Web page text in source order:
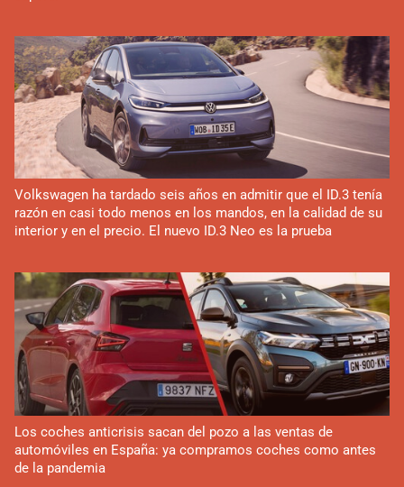
Volkswagen ha tardado seis años en admitir que el ID.3 tenía
razón en casi todo menos en los mandos, en la calidad de su
interior y en el precio. El nuevo ID.3 Neo es la prueba
Los coches anticrisis sacan del pozo a las ventas de
automóviles en España: ya compramos coches como antes
de la pandemia